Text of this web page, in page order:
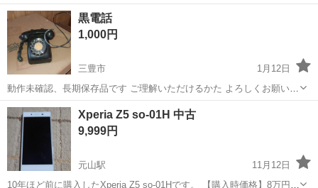
間休日は130日以上／未経験OK！ お仕事について スマートフォンやパ
ソコン、車などに使われるLED等の電子部品の製造とそれに付帯する
作業になります。①部品を...
徳島 鳴門市 勝瑞駅
黒電話
1,000円
三豊市
1月12日
動作未確認、長期保存品です ご理解いただけるかた よろしくお願いい
たします
香川 三豊市 黒電話
Xperia Z5 so-01H 中古
9,999円
元山駅
11月12日
10年ほど前に購入したXperia Z5 so-01Hです。 【購入時価格】8万円ぐ